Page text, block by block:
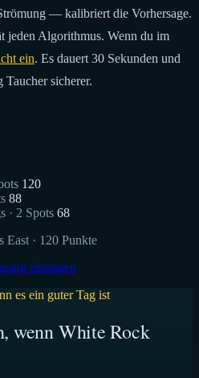
— kalibriert die Vorhersage.
jeden Algorithmus. Wenn du im
ein. Es dauert 30 Sekunden und
Taucher sicherer.
120
88
· 2 Spots 68
East · 120 Punkte
eintragen
es ein guter Tag ist
wenn White Rock